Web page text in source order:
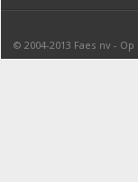
© 2004-2013 Faes nv - Op